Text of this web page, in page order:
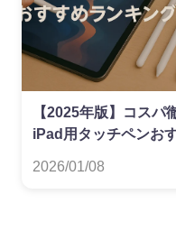
【2025年版】コスパ
iPad用タッチペンお
2026/01/08